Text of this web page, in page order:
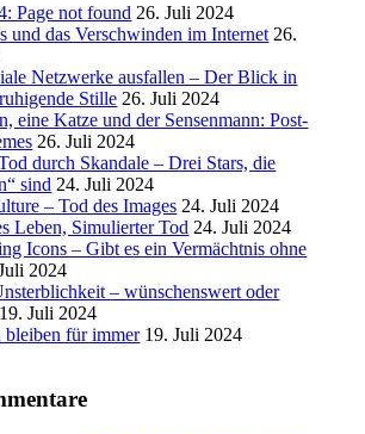
Page not found 26. Juli 2024
und das Verschwinden im Internet 26.
Netzwerke ausfallen – Der Blick in
Stille 26. Juli 2024
eine Katze und der Sensenmann: Post-
26. Juli 2024
durch Skandale – Drei Stars, die
sind 24. Juli 2024
– Tod des Images 24. Juli 2024
Leben, Simulierter Tod 24. Juli 2024
Icons – Gibt es ein Vermächtnis ohne
2024
– wünschenswert oder
19. Juli 2024
bleiben für immer 19. Juli 2024